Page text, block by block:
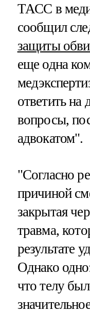
ТАСС в
сообщил
защиты
еще одна
ответить на
вопросы,
адвокатом".
"Согласно
причиной
закрытая
травма,
результате
Однако
что телу